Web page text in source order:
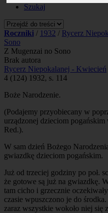
Szukaj
Roczniki / 1932 / Rycerz
Sono
Z Mugenzai no Sono
Brak autora
Rycerz Niepokalanej - Kwiecień
4 (124) 1932, s. 114
Boże Narodzenie.
(Podajemy przyobiecany w
urządzonej dzieciom
Red.).
W sam dzień Bożego
gwiazdkę dzieciom pogańskim.
Już od trzeciej godziny po poł.
że gotowe są już na gwiazdkę.
tam cicho i grzecznie
czasie wpuszczono je do
zaraz wszystkie wokoło niej się